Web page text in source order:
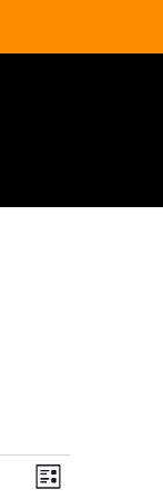
Viste
Evento
Lista